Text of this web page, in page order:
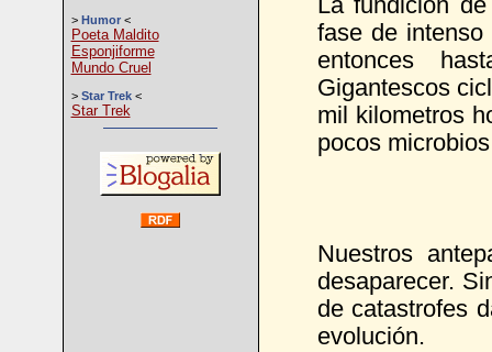
> Humor<
Poeta Maldito
Esponjiforme
Mundo Cruel
> Star Trek<
Star Trek
fase de intenso
entonces
Gigantescos
mil kilometros
pocos
Nuestros
desaparecer.
de catastrofes
evolución.